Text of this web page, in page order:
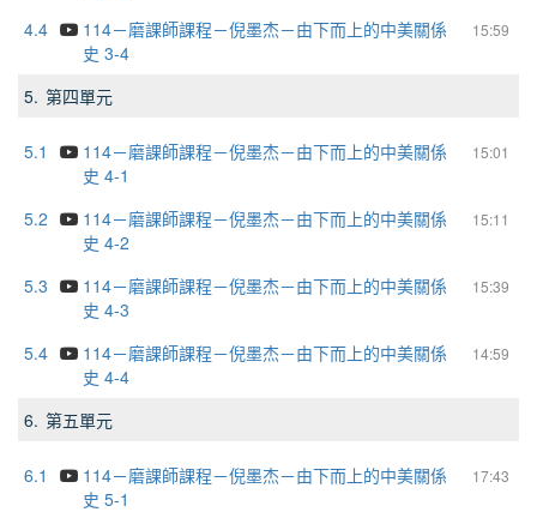
4.4
15:59
114－磨課師課程－倪墨杰－由下而上的中美關係
史 3-4
5. 第四單元
5.1 15:01
114－磨課師課程－倪墨杰－由下而上的中美關係
史 4-1
5.2
15:11
114－磨課師課程－倪墨杰－由下而上的中美關係
史 4-2
5.3
15:39
114－磨課師課程－倪墨杰－由下而上的中美關係
史 4-3
5.4
14:59
114－磨課師課程－倪墨杰－由下而上的中美關係
史 4-4
6. 第五單元
6.1 17:43
114－磨課師課程－倪墨杰－由下而上的中美關係
史 5-1